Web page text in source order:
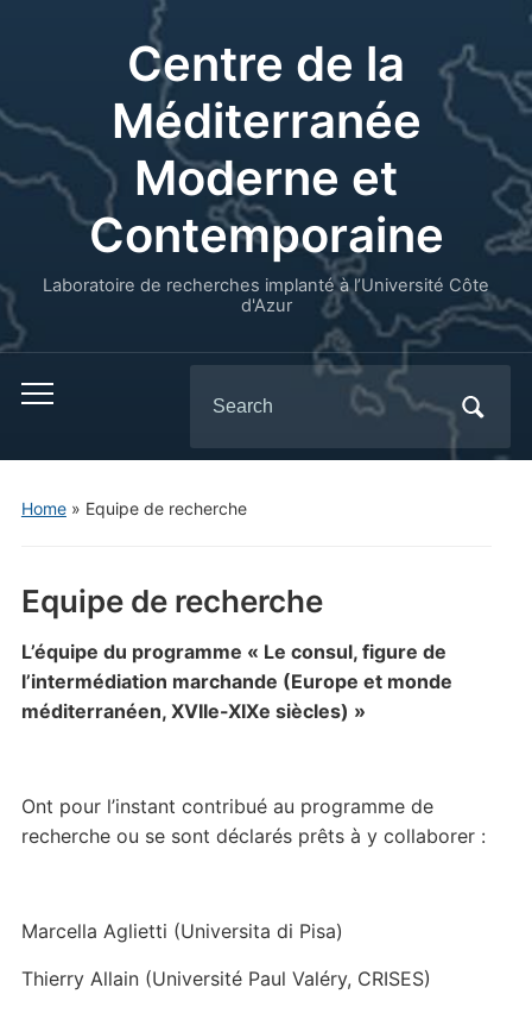
Centre de la
Méditerranée
Moderne et
Contemporaine
Laboratoire de recherches implanté à l’Université Côte
d'Azur
for:
Home» Equipe de recherche
Equipe de recherche
L’équipe du programme « Le consul, figure de
l’intermédiation marchande (Europe et monde
méditerranéen, XVIIe-XIXe siècles) »
Ont pour l’instant contribué au programme de
recherche ou se sont déclarés prêts à y collaborer :
Marcella Aglietti (Universita di Pisa)
Thierry Allain (Université Paul Valéry, CRISES)